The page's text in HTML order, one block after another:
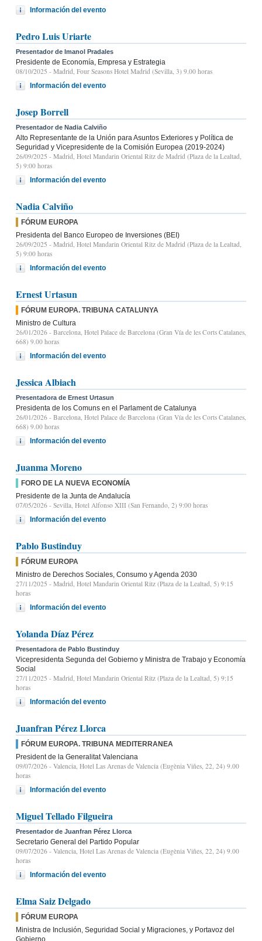
Información del evento
Pedro Luis Uriarte
Presentador de Imanol Pradales
Presidente de Economía, Empresa y Estrategia
08/10/2025 - Madrid, Four Seasons Hotel Madrid (Sevilla, 3) 9.00 horas
Información del evento
Josep Borrell
Presentador de Nadia Calviño
Alto Representante de la Unión para Asuntos Exteriores y Política de
Seguridad y Vicepresidente de la Comisión Europea (2019-2024)
26/09/2025 - Madrid, Hotel Mandarin Oriental Ritz de Madrid (Plaza de la Lealtad,
5) 9:00 horas
Información del evento
Nadia Calviño
FÓRUM EUROPA
Presidenta del Banco Europeo de Inversiones (BEI)
26/09/2025 - Madrid, Hotel Mandarin Oriental Ritz de Madrid (Plaza de la Lealtad,
5) 9:00 horas
Información del evento
Ernest Urtasun
FÓRUM EUROPA. TRIBUNA CATALUNYA
Ministro de Cultura
26/01/2026 - Barcelona, Hotel Palace de Barcelona (Gran Vía de les Corts Catalanes,
668) 9.00 horas
Información del evento
Jessica Albiach
Presentadora de Ernest Urtasun
Presidenta de los Comuns en el Parlament de Catalunya
26/01/2026 - Barcelona, Hotel Palace de Barcelona (Gran Vía de les Corts Catalanes,
668) 9.00 horas
Información del evento
Juanma Moreno
FORO DE LA NUEVA ECONOMÍA
Presidente de la Junta de Andalucía
07/05/2026 - Sevilla, Hotel Alfonso XIII (San Fernando, 2) 9:00 horas
Información del evento
Pablo Bustinduy
FÓRUM EUROPA
Ministro de Derechos Sociales, Consumo y Agenda 2030
27/11/2025 - Madrid, Hotel Mandarin Oriental Ritz (Plaza de la Lealtad, 5) 9:15
horas
Información del evento
Yolanda Díaz Pérez
Presentadora de Pablo Bustinduy
Vicepresidenta Segunda del Gobierno y Ministra de Trabajo y Economía
Social
27/11/2025 - Madrid, Hotel Mandarin Oriental Ritz (Plaza de la Lealtad, 5) 9:15
horas
Información del evento
Juanfran Pérez Llorca
FÓRUM EUROPA. TRIBUNA MEDITERRANEA
President de la Generalitat Valenciana
09/07/2026 - Valencia, Hotel Las Arenas de Valencia (Eugènia Viñes, 22, 24) 9.00
horas
Información del evento
Miguel Tellado Filgueira
Presentador de Juanfran Pérez Llorca
Secretario General del Partido Popular
09/07/2026 - Valencia, Hotel Las Arenas de Valencia (Eugènia Viñes, 22, 24) 9.00
horas
Información del evento
Elma Saiz Delgado
FÓRUM EUROPA
Ministra de Inclusión, Seguridad Social y Migraciones, y Portavoz del
Gobierno